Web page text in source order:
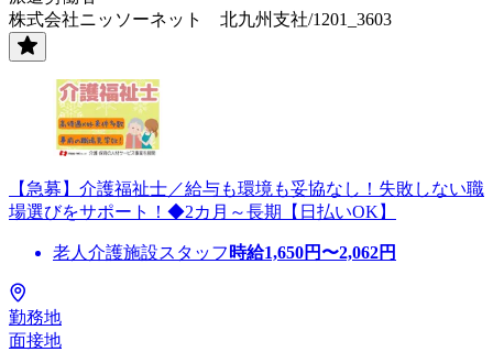
株式会社ニッソーネット 北九州支社/1201_3603
【急募】介護福祉士／給与も環境も妥協なし！失敗しない職
場選びをサポート！◆2カ月～長期【日払いOK】
老人介護施設スタッフ 時給1,650円〜2,062円
勤務地
面接地